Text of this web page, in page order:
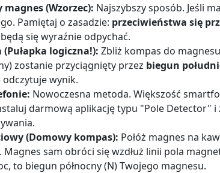
(Wzorzec): Najszybszy sposób. Jeśli
Pamiętaj o zasadzie: przeciwieństwa się
się wyraźnie odpychać.
logiczna!): Zbliż kompas do
zostanie przyciągnięty przez biegun
odczytuje wynik.
Nowoczesna metoda. Większość
darmową aplikację typu "Pole Detector"
(Domowy kompas): Połóż magnes na
Magnes sam obróci się wzdłuż linii pola
to biegun północny (N) Twojego magnesu.